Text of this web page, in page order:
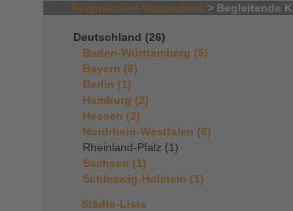
Heilpraktiker-Verzeichnis > Begleitende
Deutschland (26)
Baden-Württemberg (5)
Bayern (6)
Berlin (1)
Hamburg (2)
Hessen (3)
Nordrhein-Westfalen (6)
Rheinland-Pfalz (1)
Sachsen (1)
Schleswig-Holstein (1)
Städte-Liste